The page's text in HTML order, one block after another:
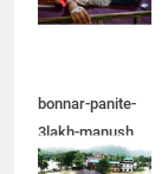
bonnar-panite-
3lakh-manush